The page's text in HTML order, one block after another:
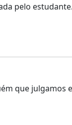
pelo
que